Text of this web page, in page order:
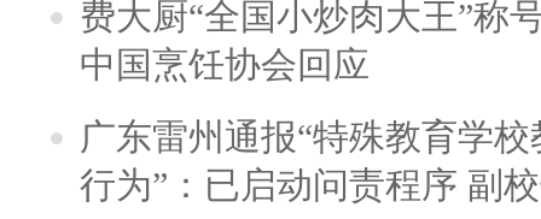
费大厨“全国小炒肉大王”称
中国烹饪协会回应
广东雷州通报“特殊教育学
行为”：已启动问责程序 副